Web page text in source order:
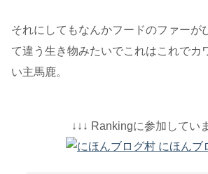
それにしてもなんかフードのファーが
て違う生き物みたいでこれはこれでカ
い主馬鹿。
↓↓↓ Rankingに参加してい